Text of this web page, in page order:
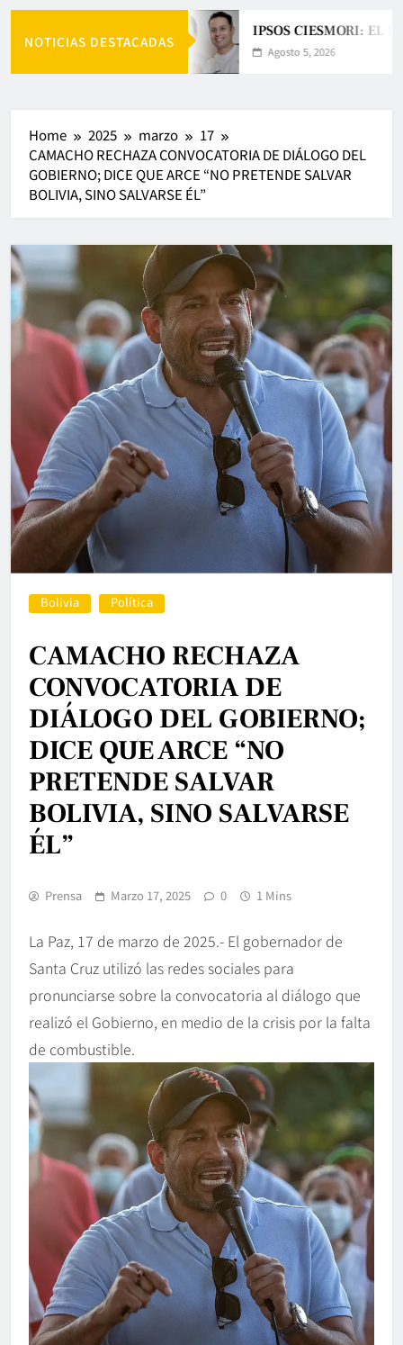
NOTICIAS DESTACADAS
IPSOS CIESMORI: EL
Agosto 5, 2026
Home 2025 marzo
17
CAMACHO RECHAZA CONVOCATORIA DE DIÁLOGO DEL
GOBIERNO; DICE QUE ARCE “NO PRETENDE SALVAR
BOLIVIA, SINO SALVARSE ÉL”
Bolivia Política
CAMACHO RECHAZA
CONVOCATORIA DE
DIÁLOGO DEL GOBIERNO;
DICE QUE ARCE “NO
PRETENDE SALVAR
BOLIVIA, SINO SALVARSE
ÉL”
Prensa Marzo 17, 2025 0 1 Mins
La Paz, 17 de marzo de 2025.- El gobernador de
Santa Cruz utilizó las redes sociales para
pronunciarse sobre la convocatoria al diálogo que
realizó el Gobierno, en medio de la crisis por la falta
de combustible.